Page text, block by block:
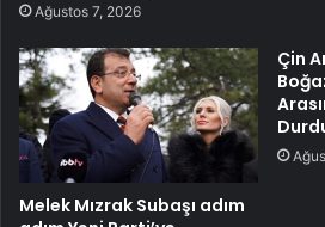
Ağustos 7, 2026
Melek Mızrak Subaşı adım
Çin